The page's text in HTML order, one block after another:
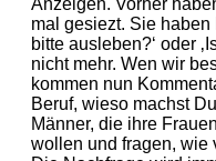
mal gesiezt. Sie haben
bitte ausleben?‘ oder
nicht mehr. Wen wir
kommen nun
Beruf, wieso machst
Männer, die ihre
wollen und fragen, wie